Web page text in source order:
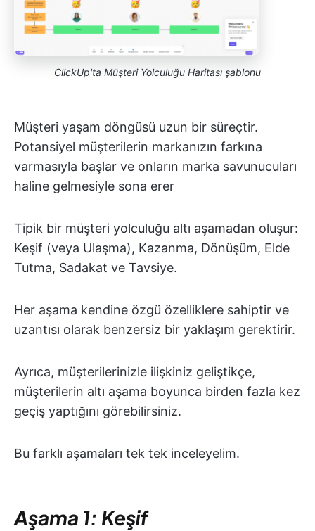
ClickUp'ta Müşteri Yolculuğu Haritası şablonu
Müşteri yaşam döngüsü uzun bir süreçtir.
Potansiyel müşterilerin markanızın farkına
varmasıyla başlar ve onların marka savunucuları
haline gelmesiyle sona erer
Tipik bir müşteri yolculuğu altı aşamadan oluşur:
Keşif (veya Ulaşma), Kazanma, Dönüşüm, Elde
Tutma, Sadakat ve Tavsiye.
Her aşama kendine özgü özelliklere sahiptir ve
uzantısı olarak benzersiz bir yaklaşım gerektirir.
Ayrıca, müşterilerinizle ilişkiniz geliştikçe,
müşterilerin altı aşama boyunca birden fazla kez
geçiş yaptığını görebilirsiniz.
Bu farklı aşamaları tek tek inceleyelim.
Aşama 1: Keşif